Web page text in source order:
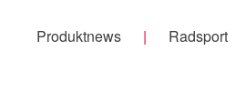
Produktnews Radsport